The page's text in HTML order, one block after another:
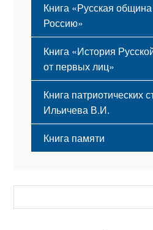
Книга «Русская
Россию»
Книга «История
от первых лиц»
Книга патриотических
Ильичева В.И.
Книга памяти